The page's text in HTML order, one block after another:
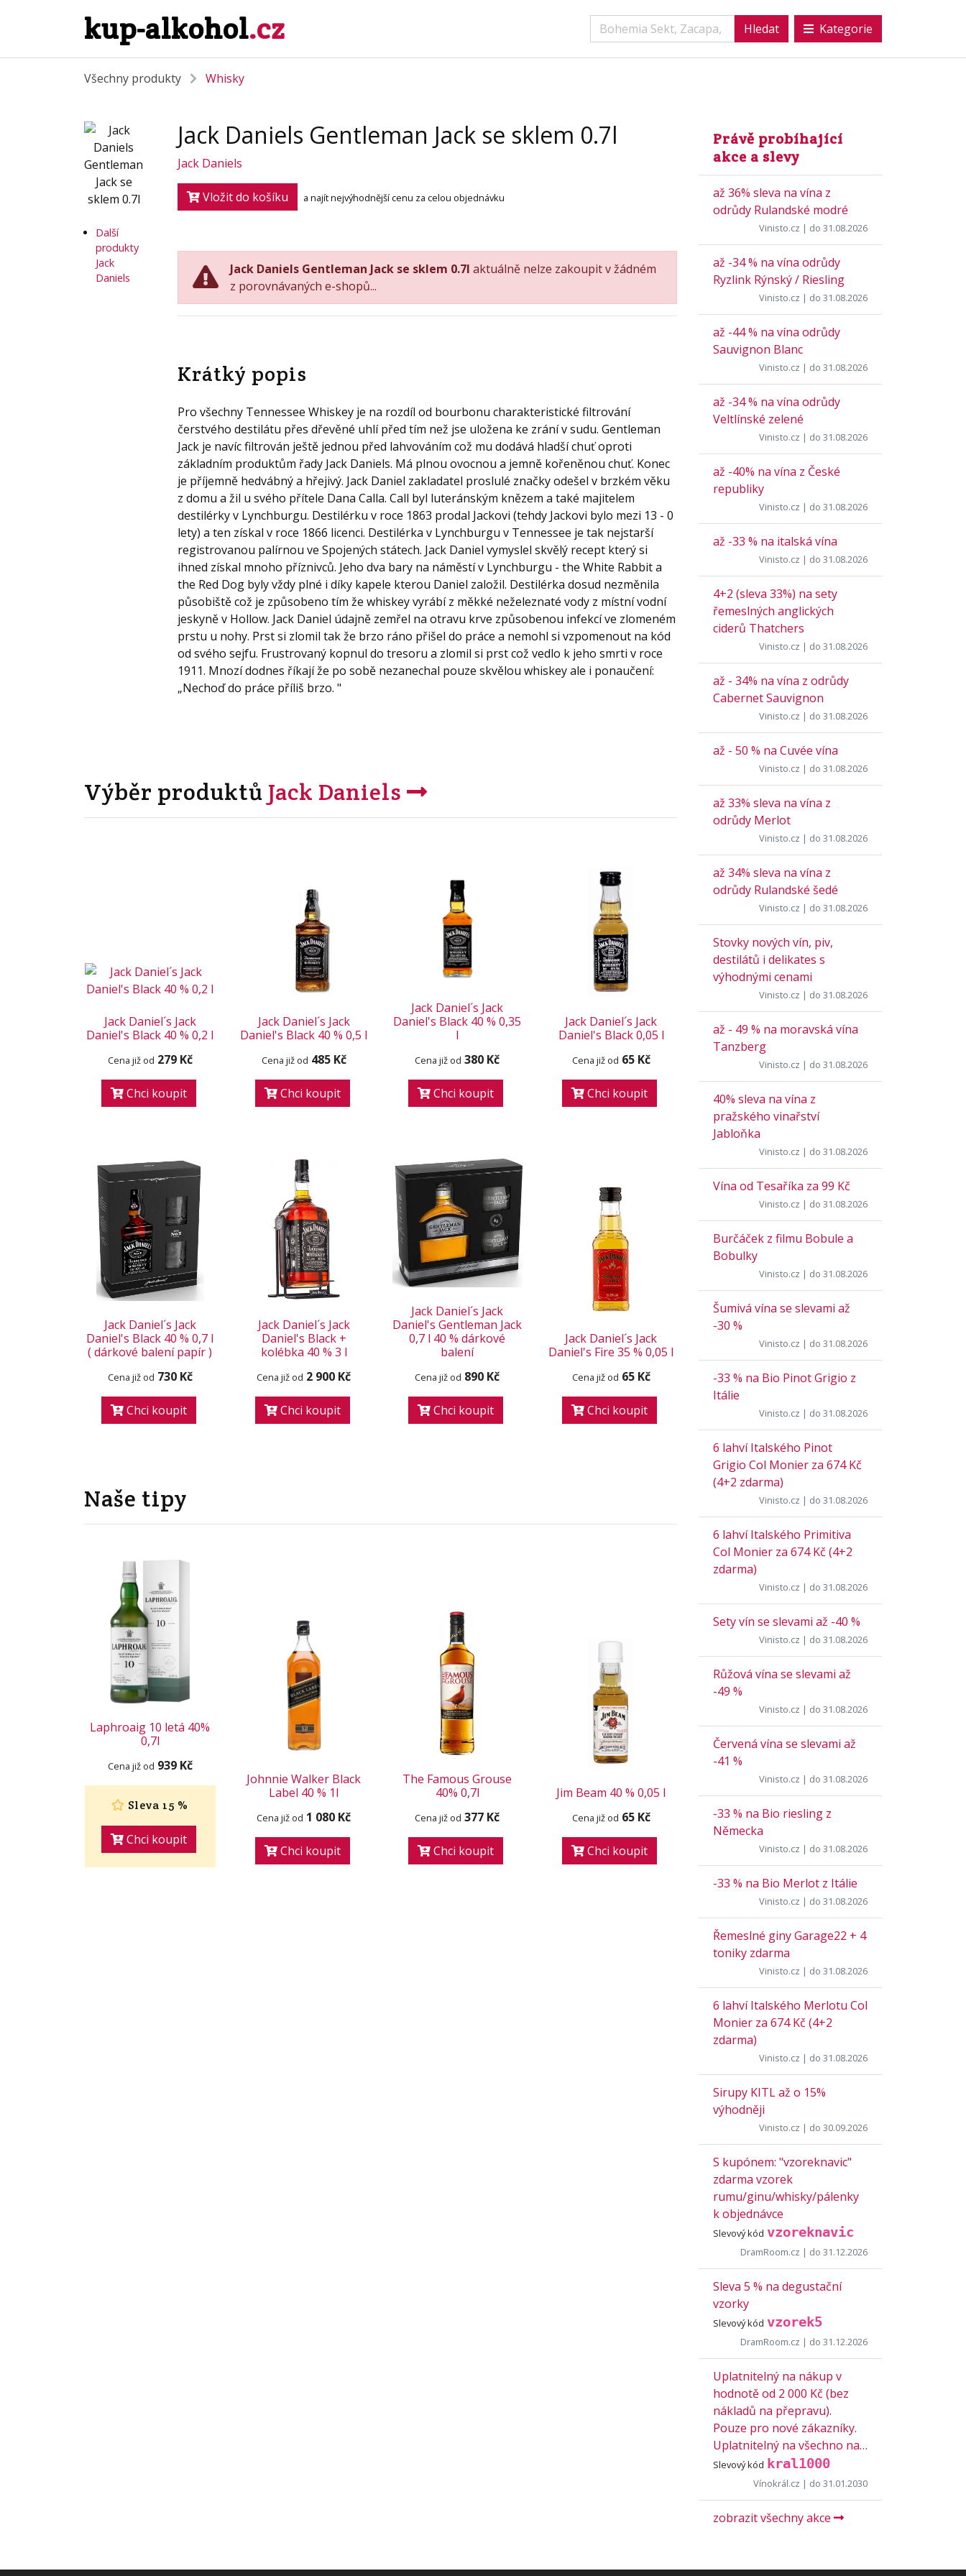
kup-alkohol.cz Kategorie
Všechny produkty Whisky
Další
produkty
Jack
Daniels
Jack Daniels Gentleman Jack se sklem 0.7l
Jack Daniels
Vložit do košíku a najít nejvýhodnější cenu za celou objednávku
Jack Daniels Gentleman Jack se sklem 0.7l aktuálně nelze zakoupit v žádném
z porovnávaných e-shopů...
Krátký popis
Pro všechny Tennessee Whiskey je na rozdíl od bourbonu charakteristické filtrování
čerstvého destilátu přes dřevěné uhlí před tím než jse uložena ke zrání v sudu. Gentleman
Jack je navíc filtrován ještě jednou před lahvováním což mu dodává hladší chuť oproti
základním produktům řady Jack Daniels. Má plnou ovocnou a jemně kořeněnou chuť. Konec
je příjemně hedvábný a hřejivý. Jack Daniel zakladatel proslulé značky odešel v brzkém věku
z domu a žil u svého přítele Dana Calla. Call byl luteránským knězem a také majitelem
destilérky v Lynchburgu. Destilérku v roce 1863 prodal Jackovi (tehdy Jackovi bylo mezi 13 - 0
lety) a ten získal v roce 1866 licenci. Destilérka v Lynchburgu v Tennessee je tak nejstarší
registrovanou palírnou ve Spojených státech. Jack Daniel vymyslel skvělý recept který si
ihned získal mnoho příznivců. Jeho dva bary na náměstí v Lynchburgu - the White Rabbit a
the Red Dog byly vždy plné i díky kapele kterou Daniel založil. Destilérka dosud nezměnila
působiště což je způsobeno tím že whiskey vyrábí z měkké neželeznaté vody z místní vodní
jeskyně v Hollow. Jack Daniel údajně zemřel na otravu krve způsobenou infekcí ve zlomeném
prstu u nohy. Prst si zlomil tak že brzo ráno přišel do práce a nemohl si vzpomenout na kód
od svého sejfu. Frustrovaný kopnul do tresoru a zlomil si prst což vedlo k jeho smrti v roce
1911. Mnozí dodnes říkají že po sobě nezanechal pouze skvělou whiskey ale i ponaučení:
„Nechoď do práce příliš brzo. "
Výběr produktů Jack Daniels
Jack Daniel´s Jack
Daniel's Black 40 % 0,2 l
Cena již od 279 Kč
Chci koupit
Jack Daniel´s Jack
Daniel's Black 40 % 0,5 l
Cena již od 485 Kč
Chci koupit
Jack Daniel´s Jack
Daniel's Black 40 % 0,35
l
Cena již od 380 Kč
Chci koupit
Jack Daniel´s Jack
Daniel's Black 0,05 l
Cena již od 65 Kč
Chci koupit
Jack Daniel´s Jack
Daniel's Black 40 % 0,7 l
( dárkové balení papír )
Cena již od 730 Kč
Chci koupit
Jack Daniel´s Jack
Daniel's Black +
kolébka 40 % 3 l
Cena již od 2 900 Kč
Chci koupit
Jack Daniel´s Jack
Daniel's Gentleman Jack
0,7 l 40 % dárkové
balení
Cena již od 890 Kč
Chci koupit
Jack Daniel´s Jack
Daniel's Fire 35 % 0,05 l
Cena již od 65 Kč
Chci koupit
Naše tipy
Laphroaig 10 letá 40%
0,7l
Cena již od 939 Kč
Sleva 15 %
Chci koupit
Johnnie Walker Black
Label 40 % 1l
Cena již od 1 080 Kč
Chci koupit
The Famous Grouse
40% 0,7l
Cena již od 377 Kč
Chci koupit
Jim Beam 40 % 0,05 l
Cena již od 65 Kč
Chci koupit
Právě probíhající
akce a slevy
až 36% sleva na vína z
odrůdy Rulandské modré
Vinisto.cz | do 31.08.2026
až -34 % na vína odrůdy
Ryzlink Rýnský / Riesling
Vinisto.cz | do 31.08.2026
až -44 % na vína odrůdy
Sauvignon Blanc
Vinisto.cz | do 31.08.2026
až -34 % na vína odrůdy
Veltlínské zelené
Vinisto.cz | do 31.08.2026
až -40% na vína z České
republiky
Vinisto.cz | do 31.08.2026
až -33 % na italská vína
Vinisto.cz | do 31.08.2026
4+2 (sleva 33%) na sety
řemeslných anglických
ciderů Thatchers
Vinisto.cz | do 31.08.2026
až - 34% na vína z odrůdy
Cabernet Sauvignon
Vinisto.cz | do 31.08.2026
až - 50 % na Cuvée vína
Vinisto.cz | do 31.08.2026
až 33% sleva na vína z
odrůdy Merlot
Vinisto.cz | do 31.08.2026
až 34% sleva na vína z
odrůdy Rulandské šedé
Vinisto.cz | do 31.08.2026
Stovky nových vín, piv,
destilátů i delikates s
výhodnými cenami
Vinisto.cz | do 31.08.2026
až - 49 % na moravská vína
Tanzberg
Vinisto.cz | do 31.08.2026
40% sleva na vína z
pražského vinařství
Jabloňka
Vinisto.cz | do 31.08.2026
Vína od Tesaříka za 99 Kč
Vinisto.cz | do 31.08.2026
Burčáček z filmu Bobule a
Bobulky
Vinisto.cz | do 31.08.2026
Šumivá vína se slevami až
-30 %
Vinisto.cz | do 31.08.2026
-33 % na Bio Pinot Grigio z
Itálie
Vinisto.cz | do 31.08.2026
6 lahví Italského Pinot
Grigio Col Monier za 674 Kč
(4+2 zdarma)
Vinisto.cz | do 31.08.2026
6 lahví Italského Primitiva
Col Monier za 674 Kč (4+2
zdarma)
Vinisto.cz | do 31.08.2026
Sety vín se slevami až -40 %
Vinisto.cz | do 31.08.2026
Růžová vína se slevami až
-49 %
Vinisto.cz | do 31.08.2026
Červená vína se slevami až
-41 %
Vinisto.cz | do 31.08.2026
-33 % na Bio riesling z
Německa
Vinisto.cz | do 31.08.2026
-33 % na Bio Merlot z Itálie
Vinisto.cz | do 31.08.2026
Řemeslné giny Garage22 + 4
toniky zdarma
Vinisto.cz | do 31.08.2026
6 lahví Italského Merlotu Col
Monier za 674 Kč (4+2
zdarma)
Vinisto.cz | do 31.08.2026
Sirupy KITL až o 15%
výhodněji
Vinisto.cz | do 30.09.2026
S kupónem: "vzoreknavic"
zdarma vzorek
rumu/ginu/whisky/pálenky
k objednávce
Slevový kód vzoreknavic
DramRoom.cz | do 31.12.2026
Sleva 5 % na degustační
vzorky
Slevový kód vzorek5
DramRoom.cz | do 31.12.2026
Uplatnitelný na nákup v
hodnotě od 2 000 Kč (bez
nákladů na přepravu).
Pouze pro nové zákazníky.
Uplatnitelný na všechno na…
Slevový kód kral1000
Vínokrál.cz | do 31.01.2030
zobrazit všechny akce